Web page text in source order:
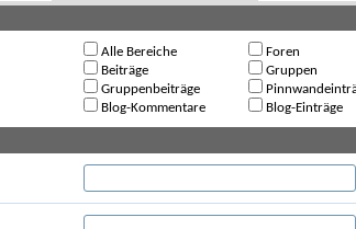
Alle Bereiche
Foren
Beiträge
Gruppen
Gruppenbeiträge
Blog-Kommentare
Blog-Einträge